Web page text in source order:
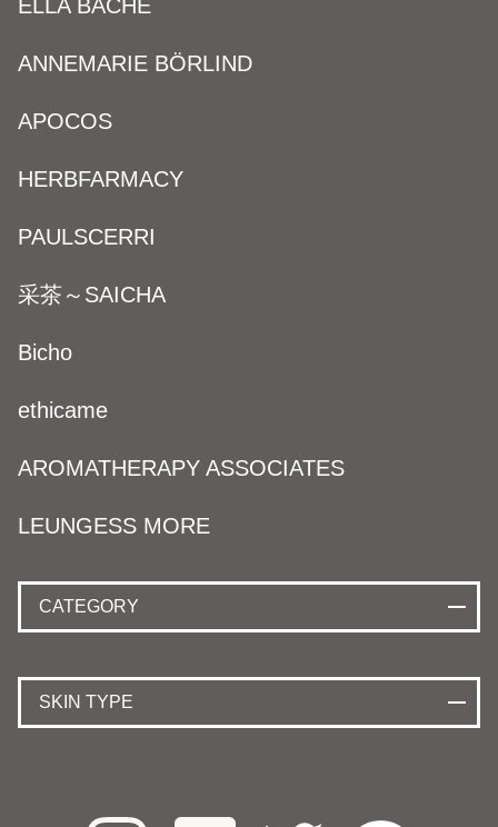
ELLA BACHE
ANNEMARIE BÖRLIND
APOCOS
HERBFARMACY
PAULSCERRI
采茶～SAICHA
Bicho
ethicame
AROMATHERAPY ASSOCIATES
LEUNGESS MORE
CATEGORY
SKIN TYPE